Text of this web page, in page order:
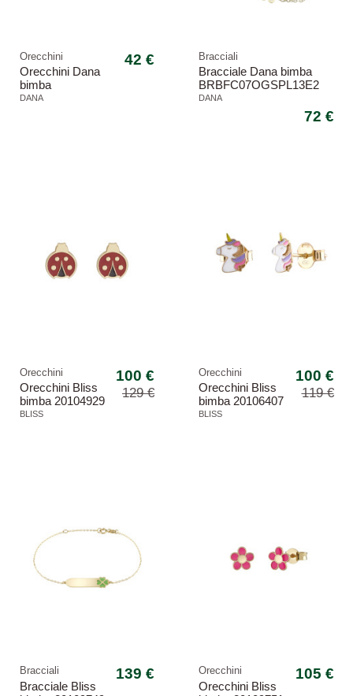
Orecchini
Orecchini Dana
bimba
ORBFC22OGSR
DANA
42 € Bracciali
Bracciale Dana bimba
BRBFC07OGSPL13E2
Baby farfalla oro
DANA
72 €
Orecchini
Orecchini Bliss
bimba 20104929
My Baby
BLISS
100 €
129 €
Orecchini
Orecchini Bliss
bimba 20106407
My Baby
BLISS
100 €
119 €
Bracciali
Bracciale Bliss
139 € Orecchini
Orecchini Bliss
105 €